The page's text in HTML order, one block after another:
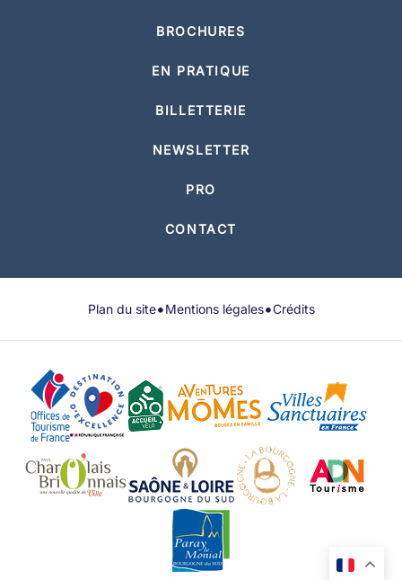
BROCHURES
EN PRATIQUE
BILLETTERIE
NEWSLETTER
PRO
CONTACT
Plan du site•Mentions légales•Crédits